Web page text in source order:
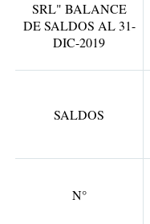
SRL" BALANCE
DE SALDOS AL 31-
DIC-2019
SALDOS
N°